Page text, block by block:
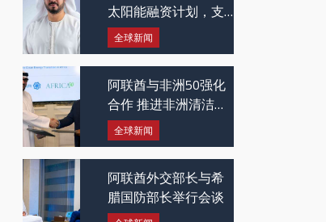
太阳能融资计划，支
持中小企业采用绿色
能源
全球新闻
阿联酋与非洲50强化
合作 推进非洲清洁能
源发展
全球新闻
阿联酋外交部长与希
腊国防部长举行会谈